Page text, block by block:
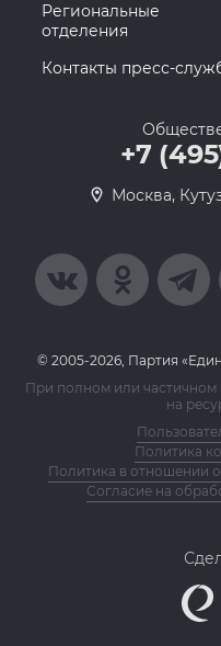
Региональные
отделения
Контакты пресс-
+7
Москва,
© 2005-2026, Партия
При полном или частичном
на
Политика
Политика в отношении
Согласие на